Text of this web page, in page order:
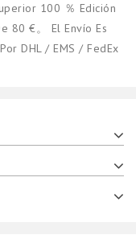
100 ％ Edición
80 €。 El Envío Es
DHL / EMS / FedEx